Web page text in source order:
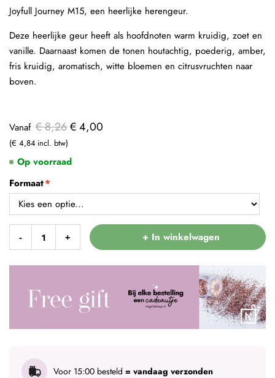
Vanaf € 8,26€ 4,00
€ 4,84
Formaat
- + + In winkelwagen
Voor 15:00 besteld = vandaag verzonden
Op voorraad
Joyfull Journey M15, een heerlijke herengeur.
Deze heerlijke geur heeft als hoofdnoten warm kruidig, zoet en
vanille. Daarnaast komen de tonen houtachtig, poederig, amber,
fris kruidig, aromatisch, witte bloemen en citrusvruchten naar
boven.